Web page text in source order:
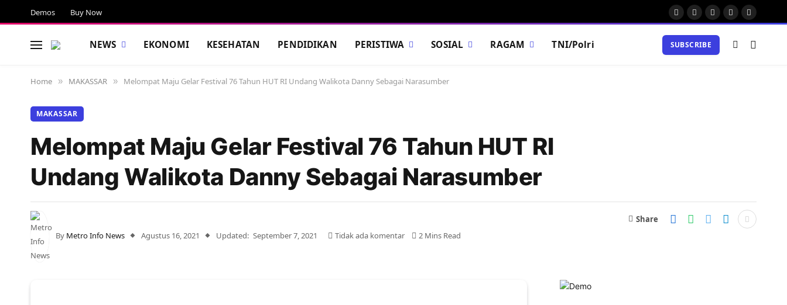
Demos Buy Now
Facebook
X
Instagram
Pinterest
Vimeo
NEWS EKONOMI KESEHATAN PENDIDIKAN PERISTIWA SOSIAL RAGAM TNI/Polri SUBSCRIBE
Home » MAKASSAR » Melompat Maju Gelar Festival 76 Tahun HUT RI Undang Walikota Danny Sebagai Narasumber
MAKASSAR
Melompat Maju Gelar Festival 76 Tahun HUT RI
Undang Walikota Danny Sebagai Narasumber
By Metro Info News Agustus 16, 2021 Updated: September 7, 2021 Tidak ada komentar 2 Mins Read
Share